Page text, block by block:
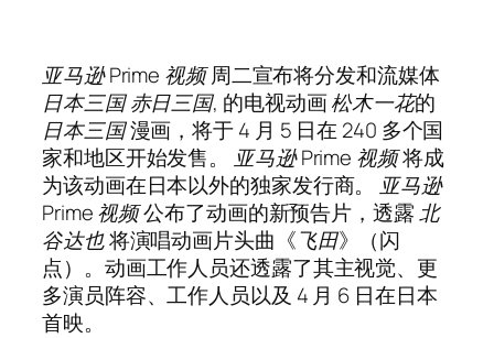
亚马逊 Prime 视频周二宣布将分发和流媒体
日本三国赤日三国, 的电视动画松木一花的
日本三国漫画，将于 4 月 5 日在 240 多个国
家和地区开始发售。
亚马逊 Prime 视频将成
为该动画在日本以外的独家发行商。
亚马逊
Prime 视频公布了动画的新预告片，透露北
谷达也将演唱动画片头曲《飞田》（闪
点）。动画工作人员还透露了其主视觉、更
多演员阵容、工作人员以及 4 月 6 日在日本
首映。